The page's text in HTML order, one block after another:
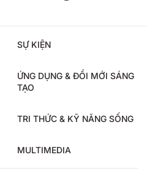
SỰ KIỆN
ỨNG DỤNG & ĐỔI MỚI SÁNG
TẠO
TRI THỨC & KỸ NĂNG SỐNG
MULTIMEDIA